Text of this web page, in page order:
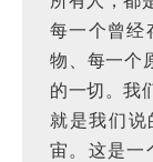
每一个曾经
物、每一个
的一切。我
就是我们
宙。这是一